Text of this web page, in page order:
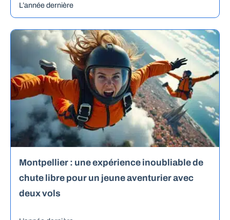
L’année dernière
Montpellier : une expérience inoubliable de
chute libre pour un jeune aventurier avec
deux vols